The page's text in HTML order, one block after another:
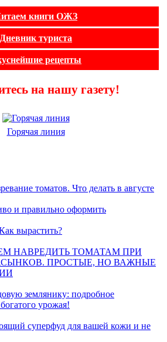
книги ОЖЗ
Дневник туриста
рецепты
на нашу газету!
Горячая линия
томатов. Что делать в августе
и правильно оформить
вырастить?
НАВРЕДИТЬ ТОМАТАМ ПРИ
ПРОСТЫЕ, НО ВАЖНЫЕ
землянику: подробное
урожая!
суперфуд для вашей кожи и не